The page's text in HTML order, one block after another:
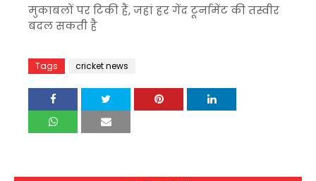
मुकाबलों पर टिकी हैं, जहां हर गेंद टूर्नामेंट की तस्वीर
बदल सकती है
Tags cricket news